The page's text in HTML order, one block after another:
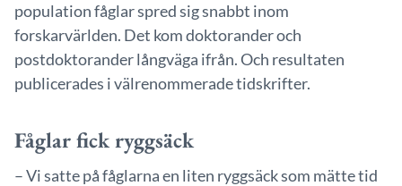
population fåglar spred sig snabbt inom
forskarvärlden. Det kom doktorander och
postdoktorander långväga ifrån. Och resultaten
publicerades i välrenommerade tidskrifter.
Fåglar fick ryggsäck
– Vi satte på fåglarna en liten ryggsäck som mätte tid